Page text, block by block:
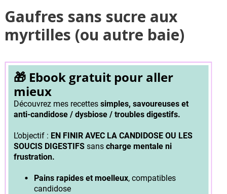
Gaufres sans sucre aux
myrtilles (ou autre baie)